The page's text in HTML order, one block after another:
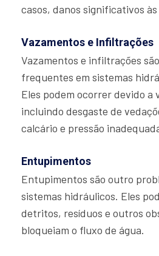
casos, danos significativos
Vazamentos e Infiltrações
Vazamentos e infiltrações
frequentes em sistemas
Eles podem ocorrer devido a
incluindo desgaste de
calcário e pressão
Entupimentos
Entupimentos são outro
sistemas hidráulicos. Eles
detritos, resíduos e outros
bloqueiam o fluxo de água.